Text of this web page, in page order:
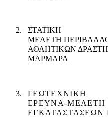
2.
ΣΤΑΤΙΚΗ
ΜΕΛΕΤΗ
ΑΘΛΗΤΙΚΩΝ
ΜΑΡΜΑΡΑ
3.
ΓΕΩΤΕΧΝΙΚΗ
ΕΡΕΥΝΑ-ΜΕΛΕΤΗ